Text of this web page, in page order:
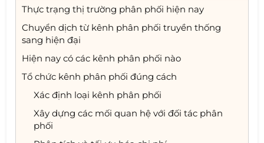
Thực trạng thị trường phân phối hiện nay
Chuyển dịch từ kênh phân phối truyền thống
sang hiện đại
Hiện nay có các kênh phân phối nào
Tổ chức kênh phân phối đúng cách
Xác định loại kênh phân phối
Xây dựng các mối quan hệ với đối tác phân
phối